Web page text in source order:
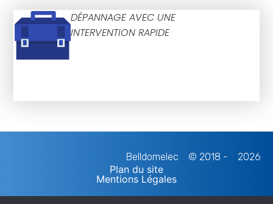
DÉPANNAGE AVEC UNE
INTERVENTION RAPIDE
Belldomelec © 2018 - 2026
Plan du site
Mentions Légales